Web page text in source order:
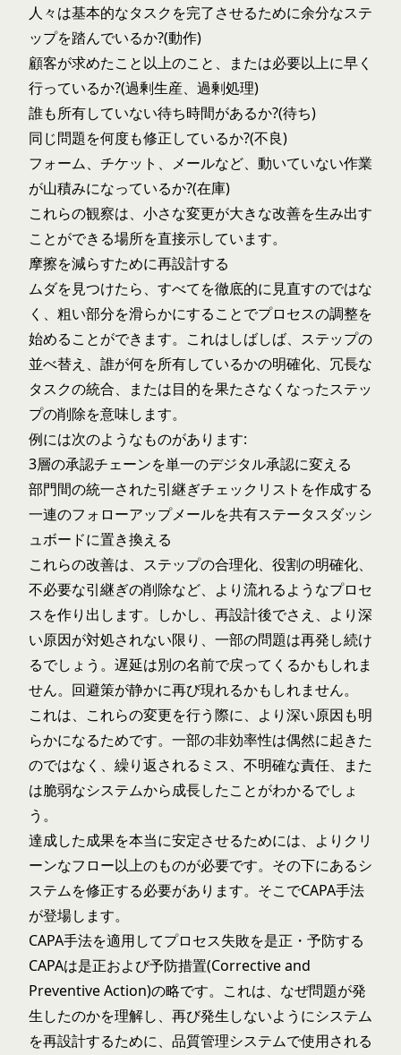
人々は基本的なタスクを完了させるために余分なステ
ップを踏んでいるか?(動作)
顧客が求めたこと以上のこと、または必要以上に早く
行っているか?(過剰生産、過剰処理)
誰も所有していない待ち時間があるか?(待ち)
同じ問題を何度も修正しているか?(不良)
フォーム、チケット、メールなど、動いていない作業
が山積みになっているか?(在庫)
これらの観察は、小さな変更が大きな改善を生み出す
ことができる場所を直接示しています。
摩擦を減らすために再設計する
ムダを見つけたら、すべてを徹底的に見直すのではな
く、粗い部分を滑らかにすることでプロセスの調整を
始めることができます。これはしばしば、ステップの
並べ替え、誰が何を所有しているかの明確化、冗長な
タスクの統合、または目的を果たさなくなったステッ
プの削除を意味します。
例には次のようなものがあります:
3層の承認チェーンを単一のデジタル承認に変える
部門間の統一された引継ぎチェックリストを作成する
一連のフォローアップメールを共有ステータスダッシ
ュボードに置き換える
これらの改善は、ステップの合理化、役割の明確化、
不必要な引継ぎの削除など、より流れるようなプロセ
スを作り出します。しかし、再設計後でさえ、より深
い原因が対処されない限り、一部の問題は再発し続け
るでしょう。遅延は別の名前で戻ってくるかもしれま
せん。回避策が静かに再び現れるかもしれません。
これは、これらの変更を行う際に、より深い原因も明
らかになるためです。一部の非効率性は偶然に起きた
のではなく、繰り返されるミス、不明確な責任、また
は脆弱なシステムから成長したことがわかるでしょ
う。
達成した成果を本当に安定させるためには、よりクリ
ーンなフロー以上のものが必要です。その下にあるシ
ステムを修正する必要があります。そこでCAPA手法
が登場します。
CAPA手法を適用してプロセス失敗を是正・予防する
CAPAは是正および予防措置(Corrective and
Preventive Action)の略です。これは、なぜ問題が発
生したのかを理解し、再び発生しないようにシステム
を再設計するために、品質管理システムで使用される